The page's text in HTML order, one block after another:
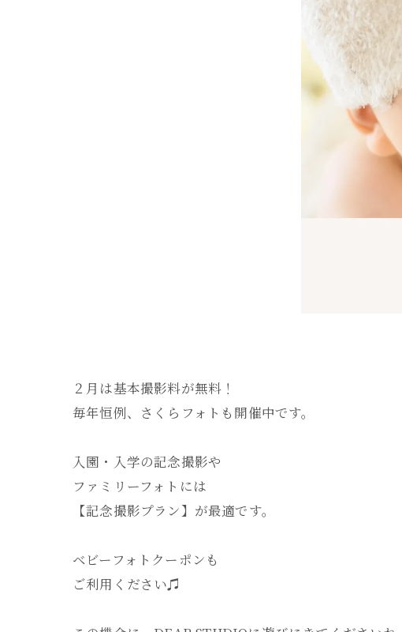
２月は基本撮影料が無料！
毎年恒例、さくらフォトも開催中です。
入園・入学の記念撮影や
ファミリーフォトには
【記念撮影プラン】が最適です。
ベビーフォトクーポンも
ご利用ください♫